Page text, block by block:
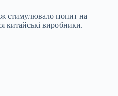
стимулювало попит на
китайські виробники.